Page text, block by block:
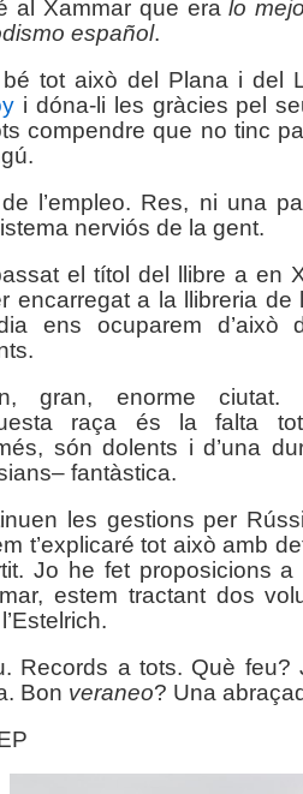
al Xammar que eralo
español.
bé tot això del Plana i del
i dóna-li les gràcies pel
compendre que no tinc
l’empleo. Res, ni una
nerviós de la gent.
el títol del llibre a en
encarregat a la llibreria
ens ocuparem d’això
gran, enorme ciutat.
raça és la falta
són dolents i d’una
fantàstica.
les gestions per
t’explicaré tot això amb
Jo he fet proposicions
estem tractant dos
Records a tots. Què feu?
Bon veraneo? Una